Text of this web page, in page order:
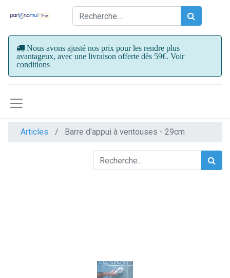
Nous avons ajusté nos prix pour les rendre plus
avantageux, avec une livraison offerte dès 59€. Voir
conditions
Articles Barre d'appui à ventouses - 29cm